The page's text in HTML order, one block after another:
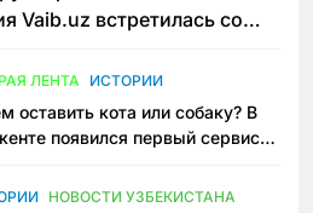
Vaib.uz встретилась со
ЛЕНТА ИСТОРИИ
оставить кота или собаку? В
появился первый сервис
НОВОСТИ УЗБЕКИСТАНА